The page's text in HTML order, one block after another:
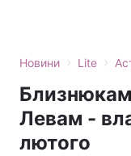
Новини › Lite ›
Левам -
лютого